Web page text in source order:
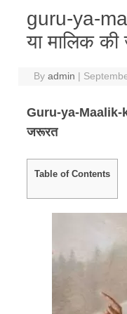
guru-ya-
या मालिक
Byadmin |
Guru-ya-Maalik-
जरूरत
Table of Contents